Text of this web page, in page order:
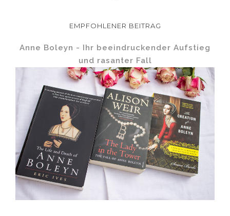
EMPFOHLENER BEITRAG
Anne Boleyn - Ihr beeindruckender Aufstieg
und rasanter Fall